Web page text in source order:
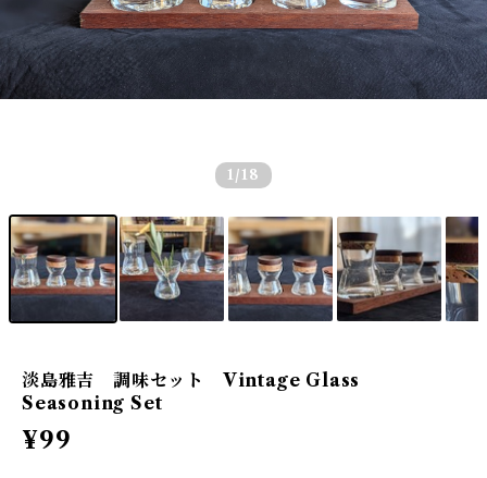
1 /18
淡島雅吉 調味セット Vintage Glass
Seasoning Set
¥99